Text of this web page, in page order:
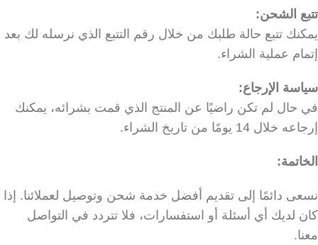
تتبع الشحن:
يمكنك تتبع حالة طلبك من خلال رقم التتبع الذي نرسله لك بعد
إتمام عملية الشراء.
سياسة الإرجاع:
في حال لم تكن راضيًا عن المنتج الذي قمت بشرائه، يمكنك
إرجاعه خلال 14 يومًا من تاريخ الشراء.
الخاتمة:
نسعى دائمًا إلى تقديم أفضل خدمة شحن وتوصيل لعملائنا. إذا
كان لديك أي أسئلة أو استفسارات، فلا تتردد في التواصل
معنا.